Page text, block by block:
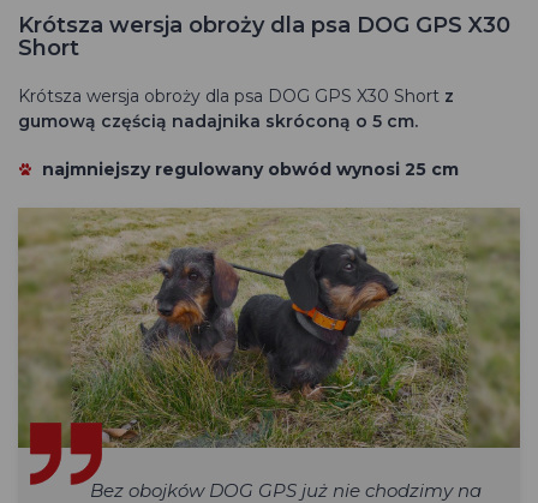
Krótsza wersja obroży dla psa DOG GPS X30
Short
Krótsza wersja obroży dla psa DOG GPS X30 Short z
gumową częścią nadajnika skróconą o 5 cm.
najmniejszy regulowany obwód wynosi 25 cm
Bez obojków DOG GPS już nie chodzimy na